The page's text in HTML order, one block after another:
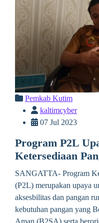
Pemkab Kutim
kaltimcyber
07 Jul 2023
Program P2L
Ketersediaan
SANGATTA- Program
(P2L) merupakan upaya
aksesbilitas dan pangan
kebutuhan pangan yang
Aman (B2SA) serta